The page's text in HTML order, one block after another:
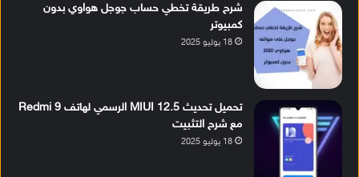
شرح طريقة تخطي حساب جوجل هواوي بدون
كمبيوتر
18 يوليو 2025
تحميل تحديث MIUI 12.5 الرسمي لهاتف Redmi 9
مع شرح التثبيت
18 يوليو 2025